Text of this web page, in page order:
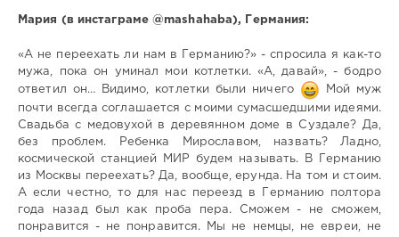
Мария (в инстаграме @mashahaba), Германия:
«А не переехать ли нам в Германию?» - спросила я как-то
мужа, пока он уминал мои котлетки. «А, давай», - бодро
ответил он… Видимо, котлетки были ничего
Мой муж
почти всегда соглашается с моими сумасшедшими идеями.
Свадьба с медовухой в деревянном доме в Суздале? Да,
без проблем. Ребенка Мирославом, назвать? Ладно,
космической станцией МИР будем называть. В Германию
из Москвы переехать? Да, вообще, ерунда. На том и стоим.
А если честно, то для нас переезд в Германию полтора
года назад был как проба пера. Сможем - не сможем,
понравится - не понравится. Мы не немцы, не евреи, не